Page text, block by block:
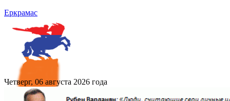
Еркрамас
Четверг, 06 августа 2026 года